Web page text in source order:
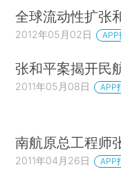
全球流动性扩张
2012年05月02日 APP
张和平案揭开民
2011年05月08日 APP
南航原总工程师
2011年04月26日 APP